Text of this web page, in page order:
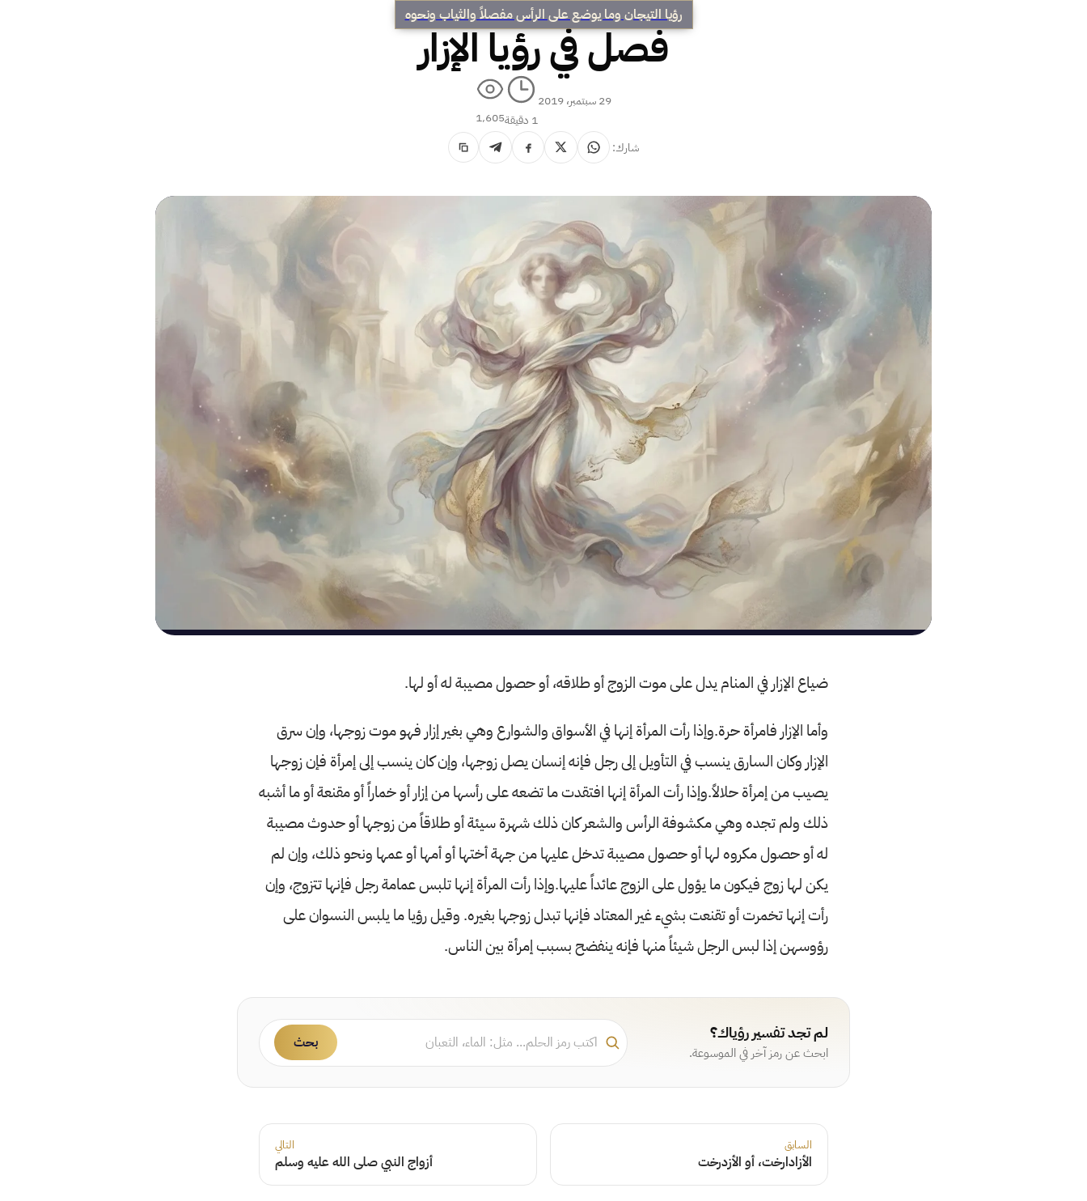
رؤيا التيجان وما يوضع على الرأس مفصلاً والثياب ونحوه
فصل في رؤيا الإزار
29 سبتمبر، 2019
1 دقيقة
1٬605
شارك:
ضياع الإزار في المنام يدل على موت الزوج أو طلاقه، أو حصول مصيبة له أو لها.
وأما الإزار فامرأة حرة.وإذا رأت المرأة إنها في الأسواق والشوارع وهي بغير إزار فهو موت زوجها، وإن سرق
الإزار وكان السارق ينسب في التأويل إلى رجل فإنه إنسان يصل زوجها، وإن كان ينسب إلى إمرأة فإن زوجها
يصيب من إمرأة حلالاً.وإذا رأت المرأة إنها افتقدت ما تضعه على رأسها من إزار أو خماراً أو مقنعة أو ما أشبه
ذلك ولم تجده وهي مكشوفة الرأس والشعر كان ذلك شهرة سيئة أو طلاقاً من زوجها أو حدوث مصيبة
له أو حصول مكروه لها أو حصول مصيبة تدخل عليها من جهة أختها أو أمها أو عمها ونحو ذلك، وإن لم
يكن لها زوج فيكون ما يؤول على الزوج عائداً عليها.وإذا رأت المرأة إنها تلبس عمامة رجل فإنها تتزوج، وإن
رأت إنها تخمرت أو تقنعت بشيء غير المعتاد فإنها تبدل زوجها بغيره. وقيل رؤيا ما يلبس النسوان على
رؤوسهن إذا لبس الرجل شيئاً منها فإنه ينفضح بسبب إمرأة بين الناس.
لم تجد تفسير رؤياك؟
ابحث عن رمز آخر في الموسوعة.
بحث
السابق
الأزادارخت، أو الأزدرخت
التالي
أزواج النبي صلى الله عليه وسلم